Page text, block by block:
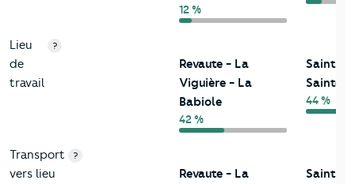
12 %
Lieu
de
travail
?
Revaute - La
Viguière - La
Babiole
42 %
Saint-
Sainte-
44 %
Transport
vers lieu
?
Revaute - La
Saint-